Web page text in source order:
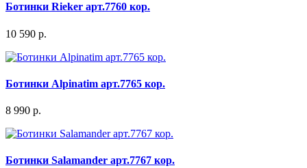
Ботинки Rieker арт.7760 кор.
10 590 р.
Ботинки Alpinatim арт.7765 кор.
8 990 р.
Ботинки Salamander арт.7767 кор.